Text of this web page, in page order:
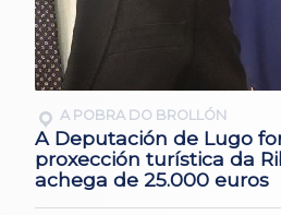
A POBRA DO BROLLÓN
A Deputación de Lugo
proxección turística da
achega de 25.000 euros